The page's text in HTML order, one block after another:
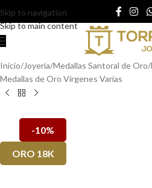
Skip to navigation
Skip to main content
Inicio/Joyería/Medallas Santoral de Oro/
Medallas de Oro Vírgenes Varias
-10%
ORO 18K